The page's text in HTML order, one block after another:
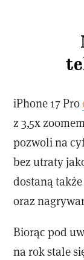
iPhone 17 Pro
z 3,5x
pozwoli na
bez utraty
dostaną
oraz
Biorąc pod
na rok stale